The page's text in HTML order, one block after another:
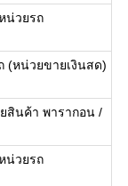
น่วยรถ
(หน่วยขายเงินสด)
สินค้า พารากอน /
น่วยรถ